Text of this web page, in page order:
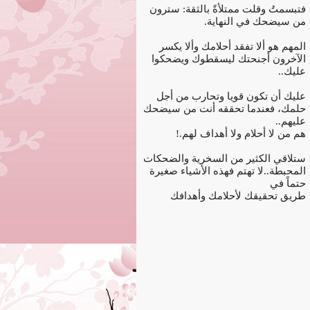
فتبسمتُ وقلت ممتلأةً بالثقة: سترون
من سيضحك في النهاية.
المهم هو ألا تفقد أحلامك وألا يكسر
الآخرون أجنحتك ليسقطوك ويضحكوا
عليك..
عليك أن تكون قويا وتحارب من أجل
حلمك، فعندما تحققه أنت من سيضحك
عليهم..
هم من لا أحلام ولا أهداف لهم.!
ستلاقي الكثير من السخرية والضحكات
المحبطة..لا تهتم فهذه الأشياء صغيرة
حتماً في
طريق تحقيقك لأحلامك وأهدافك